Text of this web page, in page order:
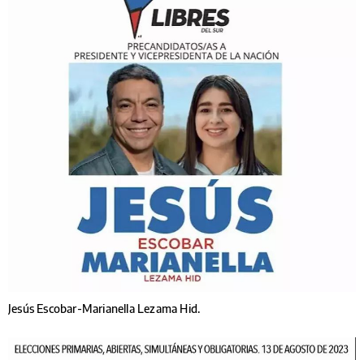
Jesús Escobar-Marianella Lezama Hid.